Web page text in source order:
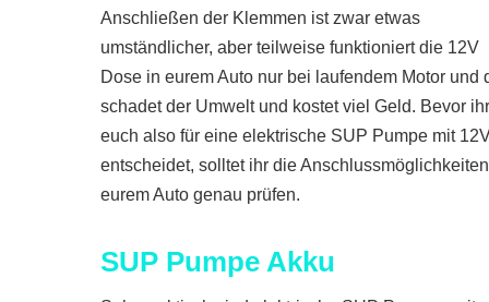
Anschließen der Klemmen ist zwar etwas
umständlicher, aber teilweise funktioniert die 12V
Dose in eurem Auto nur bei laufendem Motor und
schadet der Umwelt und kostet viel Geld. Bevor ihr
euch also für eine elektrische SUP Pumpe mit
entscheidet, solltet ihr die
eurem Auto genau prüfen.
SUP Pumpe Akku